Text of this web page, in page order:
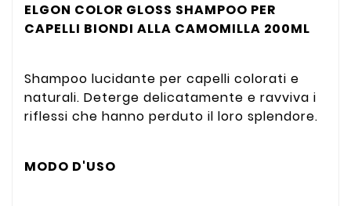
ELGON COLOR GLOSS SHAMPOO PER
CAPELLI BIONDI ALLA CAMOMILLA 200ML
Shampoo lucidante per capelli colorati e
naturali. Deterge delicatamente e ravviva i
riflessi che hanno perduto il loro splendore.
MODO D'USO